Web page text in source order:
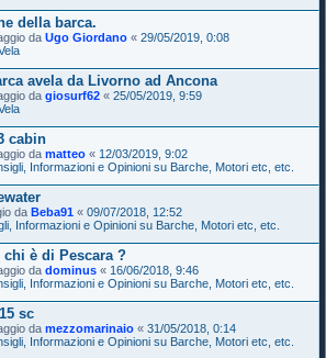
della barca.
da Ugo Giordano « 29/05/2019, 0:08
avela da Livorno ad Ancona
da giosurf62 « 25/05/2019, 9:59
cabin
da matteo « 12/03/2019, 9:02
Informazioni e Opinioni su Barche, Motori etc, etc.
da Beba91 « 09/07/2018, 12:52
Informazioni e Opinioni su Barche, Motori etc, etc.
è di Pescara ?
da dominus « 16/06/2018, 9:46
Informazioni e Opinioni su Barche, Motori etc, etc.
sc
da mezzomarinaio « 31/05/2018, 0:14
Informazioni e Opinioni su Barche, Motori etc, etc.